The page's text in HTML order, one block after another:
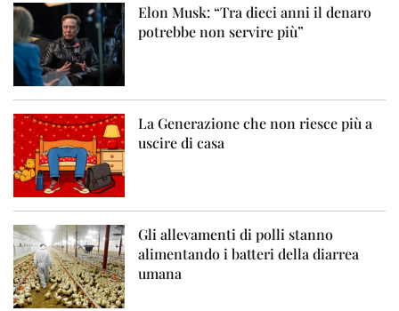
Elon Musk: “Tra dieci anni il denaro
potrebbe non servire più”
La Generazione che non riesce più a
uscire di casa
Gli allevamenti di polli stanno
alimentando i batteri della diarrea
umana